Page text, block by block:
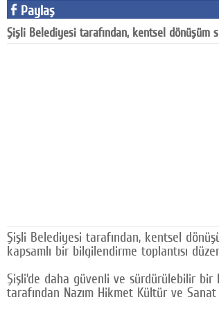
Paylaş
Şişli Belediyesi tarafından, kentsel dönüşüm
Şişli Belediyesi tarafından, kentsel
kapsamlı bir bilgilendirme toplantısı
Şişli’de daha güvenli ve sürdürülebilir
tarafından Nazım Hikmet Kültür ve